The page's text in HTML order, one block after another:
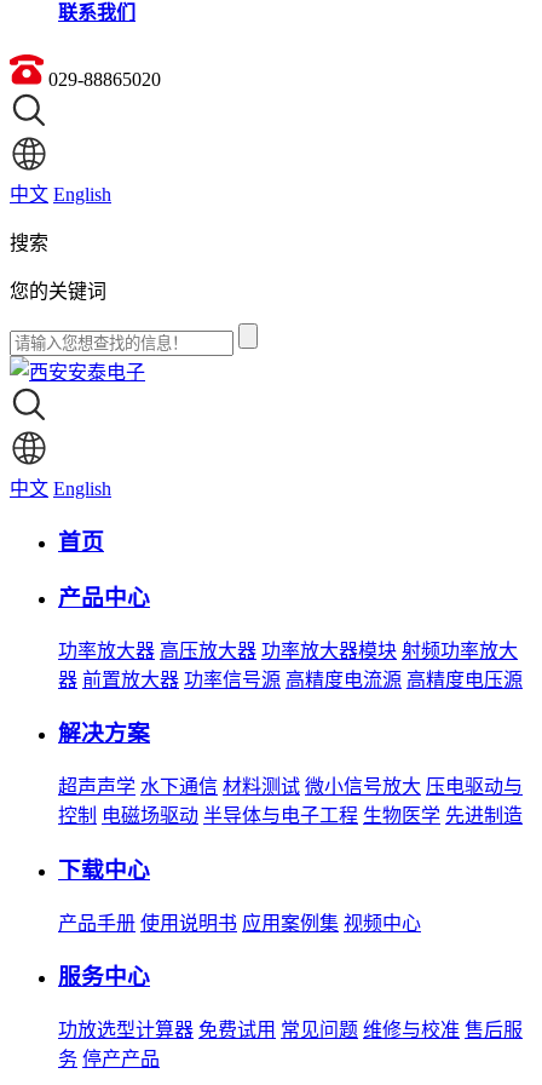
联系我们
029-88865020
中文 English
搜索
您的关键词
中文 English
首页
产品中心
功率放大器 高压放大器 功率放大器模块 射频功率放大
器 前置放大器 功率信号源 高精度电流源 高精度电压源
解决方案
超声声学 水下通信 材料测试 微小信号放大 压电驱动与
控制 电磁场驱动 半导体与电子工程 生物医学 先进制造
下载中心
产品手册 使用说明书 应用案例集 视频中心
服务中心
功放选型计算器 免费试用 常见问题 维修与校准 售后服
务 停产产品